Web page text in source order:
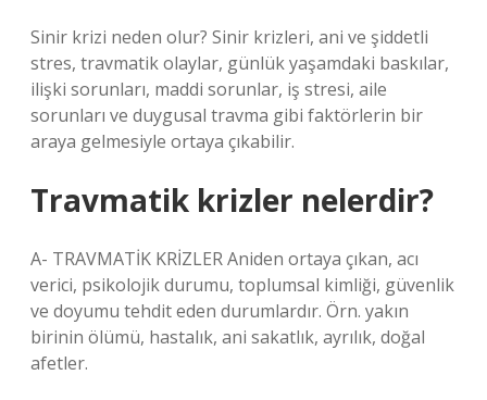
Sinir krizi neden olur? Sinir krizleri, ani ve şiddetli
stres, travmatik olaylar, günlük yaşamdaki baskılar,
ilişki sorunları, maddi sorunlar, iş stresi, aile
sorunları ve duygusal travma gibi faktörlerin bir
araya gelmesiyle ortaya çıkabilir.
Travmatik krizler nelerdir?
A- TRAVMATİK KRİZLER Aniden ortaya çıkan, acı
verici, psikolojik durumu, toplumsal kimliği, güvenlik
ve doyumu tehdit eden durumlardır. Örn. yakın
birinin ölümü, hastalık, ani sakatlık, ayrılık, doğal
afetler.